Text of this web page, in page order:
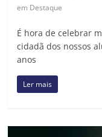
em Destaque
É hora de celebrar
cidadã dos nossos
anos
Ler mais